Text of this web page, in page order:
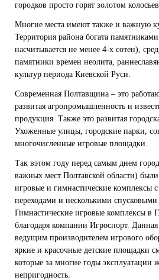
городков просто горят золотом
Многие места имеют также и важную
Территория района богата
насчитывается не менее 4-х сотен),
памятники времен неолита,
культур периода Киевской Руси.
Современная Полтавщина – это
развитая агропромышленность и
продукция. Также это развитая
Ухоженные улицы, городские парки,
многочисленные игровые площадки.
Так вэтом году перед самым днем
важных мест Полтавской области)
игровые и гимнастические комплексы с
переходами и несколькими спусковыми
Гимнастические игровые комплексы в
благодаря компании Игроспорт. Данная
ведущим производителем игрового
яркие и красочные детские площадки
которые за многие годы эксплуатации
непригодность.